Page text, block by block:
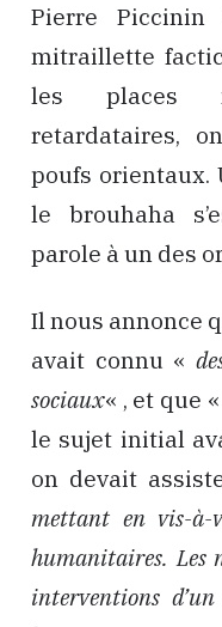
Pierre
mitraillette
les places
retardataires,
poufs orientaux.
le brouhaha
parole à un des
Il nous annonce
avait connu «
sociaux« , et que «
le sujet initial
on devait
mettant en vis-à-
humanitaires. Les
interventions